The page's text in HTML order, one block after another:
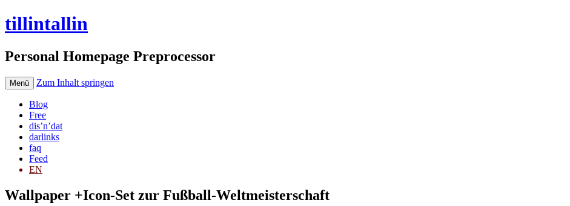
tillintallin
Personal Homepage Preprocessor
Menü Zum Inhalt springen
Blog
Free
dis’n’dat
darlinks
faq
Feed
EN
Wallpaper +Icon-Set zur Fußball-Weltmeisterschaft